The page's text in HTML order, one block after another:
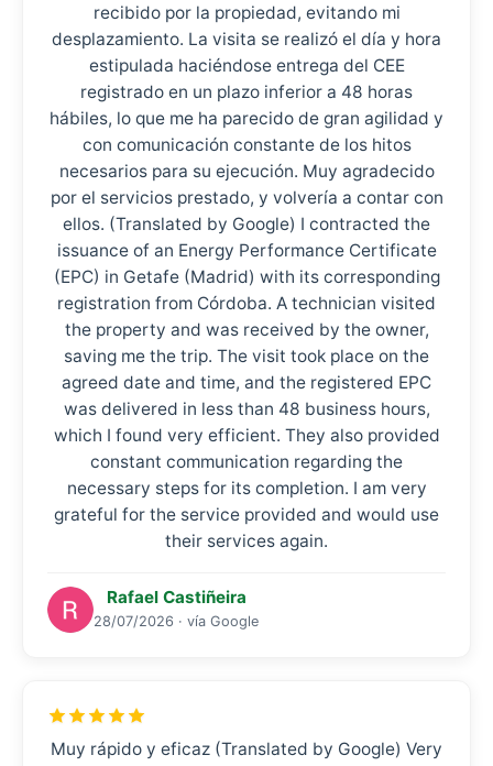
recibido por la propiedad, evitando mi
desplazamiento. La visita se realizó el día y hora
estipulada haciéndose entrega del CEE
registrado en un plazo inferior a 48 horas
hábiles, lo que me ha parecido de gran agilidad y
con comunicación constante de los hitos
necesarios para su ejecución. Muy agradecido
por el servicios prestado, y volvería a contar con
ellos. (Translated by Google) I contracted the
issuance of an Energy Performance Certificate
(EPC) in Getafe (Madrid) with its corresponding
registration from Córdoba. A technician visited
the property and was received by the owner,
saving me the trip. The visit took place on the
agreed date and time, and the registered EPC
was delivered in less than 48 business hours,
which I found very efficient. They also provided
constant communication regarding the
necessary steps for its completion. I am very
grateful for the service provided and would use
their services again.
Rafael Castiñeira
28/07/2026 · vía Google
Muy rápido y eficaz (Translated by Google) Very